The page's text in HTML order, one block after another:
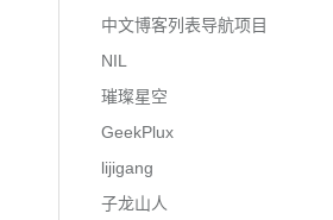
中文博客列表导航项目
NIL
璀璨星空
GeekPlux
lijigang
子龙山人